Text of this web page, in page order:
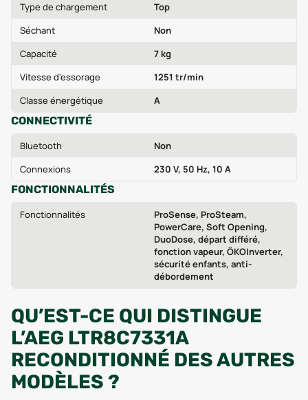
Type de chargement
Top
Séchant
Non
Capacité
7 kg
Vitesse d'essorage
1251 tr/min
Classe énergétique
A
CONNECTIVITÉ
Bluetooth
Non
Connexions
230 V, 50 Hz, 10 A
FONCTIONNALITÉS
Fonctionnalités
ProSense, ProSteam,
PowerCare, Soft Opening,
DuoDose, départ différé,
fonction vapeur, ÖKOInverter,
sécurité enfants, anti-
débordement
QU’EST-CE QUI DISTINGUE
L’AEG LTR8C7331A
RECONDITIONNÉ DES AUTRES
MODÈLES ?